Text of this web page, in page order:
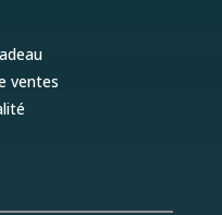
ventes